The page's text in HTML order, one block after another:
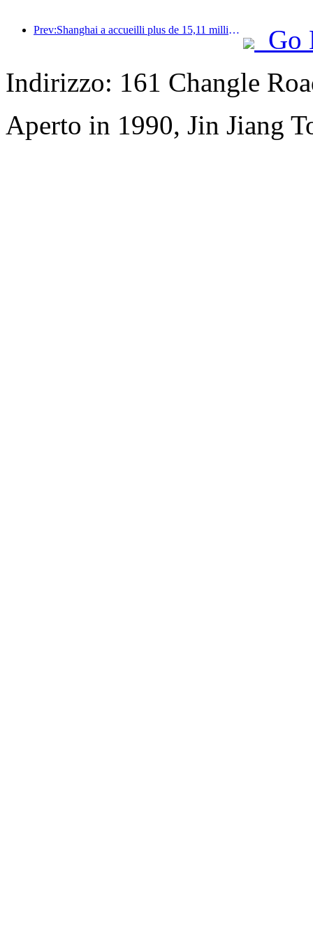
Prev:Shanghai a accueilli plus de 15,11 millions de visiteurs au cours des quatre premiers jours des vacances de la mi-automne et de la fête nationale, soit une augmentation de plus de 20 % par rapport à l'année précédente.
Go
Indirizzo: 161 Changle
Aperto in 1990, Jin Jiang